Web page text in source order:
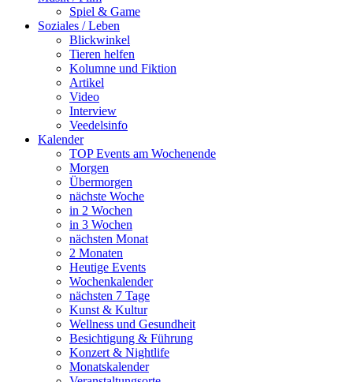
Spiel & Game
Soziales / Leben
Blickwinkel
Tieren helfen
Kolumne und Fiktion
Artikel
Video
Interview
Veedelsinfo
Kalender
TOP Events am Wochenende
Morgen
Übermorgen
nächste Woche
in 2 Wochen
in 3 Wochen
nächsten Monat
2 Monaten
Heutige Events
Wochenkalender
nächsten 7 Tage
Kunst & Kultur
Wellness und Gesundheit
Besichtigung & Führung
Konzert & Nightlife
Monatskalender